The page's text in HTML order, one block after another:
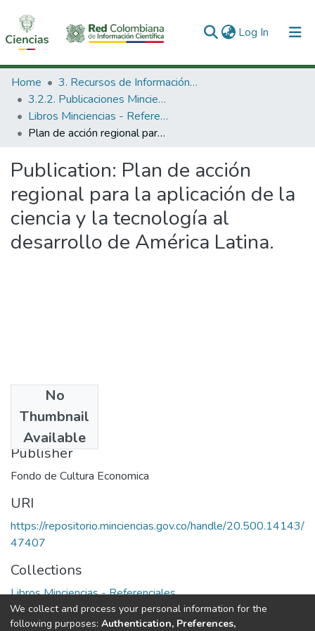
Log In (current)
Communities & Collections
All of DSpace
Statistics
Home
3. Recursos de Información Científica y Tecnológica
3.2.2. Publicaciones Minciencias
Libros Minciencias - Referenciales
Plan de acción regional para la aplicación de la ciencia y la tecnología al desarrollo de América Latina.
Publication: Plan de acción
regional para la aplicación de la
ciencia y la tecnología al
desarrollo de América Latina.
No
Thumbnail
Available
1973
Publisher
Fondo de Cultura Economica
URI
https://repositorio.minciencias.gov.co/handle/20.500.14143/
47407
Collections
Libros Minciencias - Referenciales
Full item page
We collect and process your personal information for the
following purposes: Authentication, Preferences,